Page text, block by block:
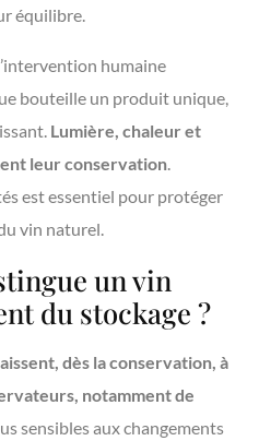
équilibre.
humaine
bouteille un produit unique,
Lumière, chaleur et
leur conservation.
est essentiel pour protéger
vin naturel.
un vin
du stockage ?
dès la conservation, à
notamment de
sensibles aux changements